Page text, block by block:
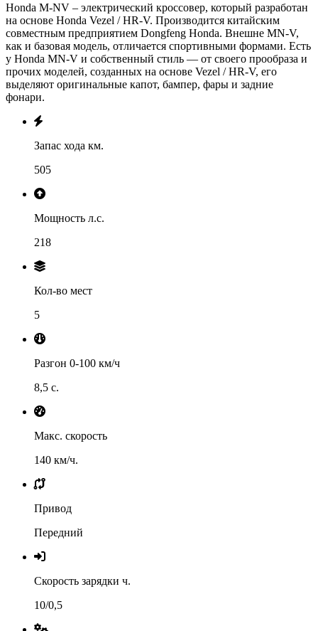
Honda M-NV – электрический кроссовер, который разработан
на основе Honda Vezel / HR-V. Производится китайским
совместным предприятием Dongfeng Honda. Внешне MN-V,
как и базовая модель, отличается спортивными формами. Есть
у Honda MN-V и собственный стиль — от своего прообраза и
прочих моделей, созданных на основе Vezel / HR-V, его
выделяют оригинальные капот, бампер, фары и задние
фонари.
Запас хода км.
505
Мощность л.с.
218
Кол-во мест
5
Разгон 0-100 км/ч
8,5 с.
Макс. скорость
140 км/ч.
Привод
Передний
Скорость зарядки ч.
10/0,5